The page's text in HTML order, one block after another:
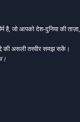
है, जो आपको देश-दुनिया की ताज़ा,
की असली तस्वीर समझ सकें।